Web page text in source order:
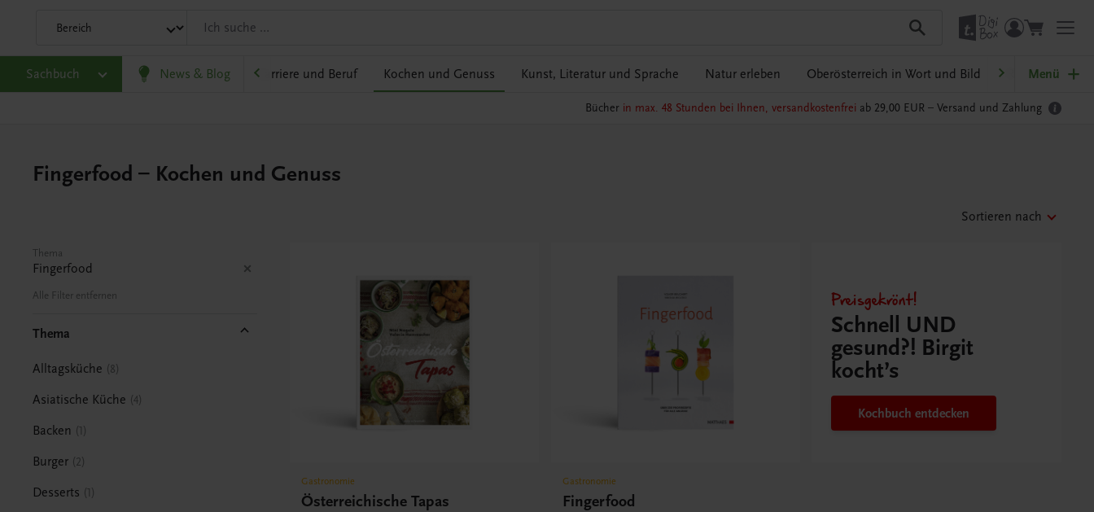
Sachbuch News & Blog
Gesellschaft, Politik und Wirtschaft Karriere und Beruf Kochen und Genuss Kunst, Literatur und Sprache Natur erleben Oberösterreich in Wort und Bild Ratgeber
Menü
Bücher in max. 48 Stunden bei Ihnen, versandkostenfrei ab 29,00 EUR – Versand und Zahlung
Fingerfood – Kochen und Genuss
Sortieren nach
Thema
Fingerfood
Alle Filter entfernen
Thema
Alltagsküche 8
Asiatische Küche 4
Backen 1
Burger 2
Desserts 1
Gastronomie
Österreichische Tapas
Gastronomie
Fingerfood
Preisgekrönt!
Schnell UND
gesund?! Birgit
kocht’s
Kochbuch entdecken